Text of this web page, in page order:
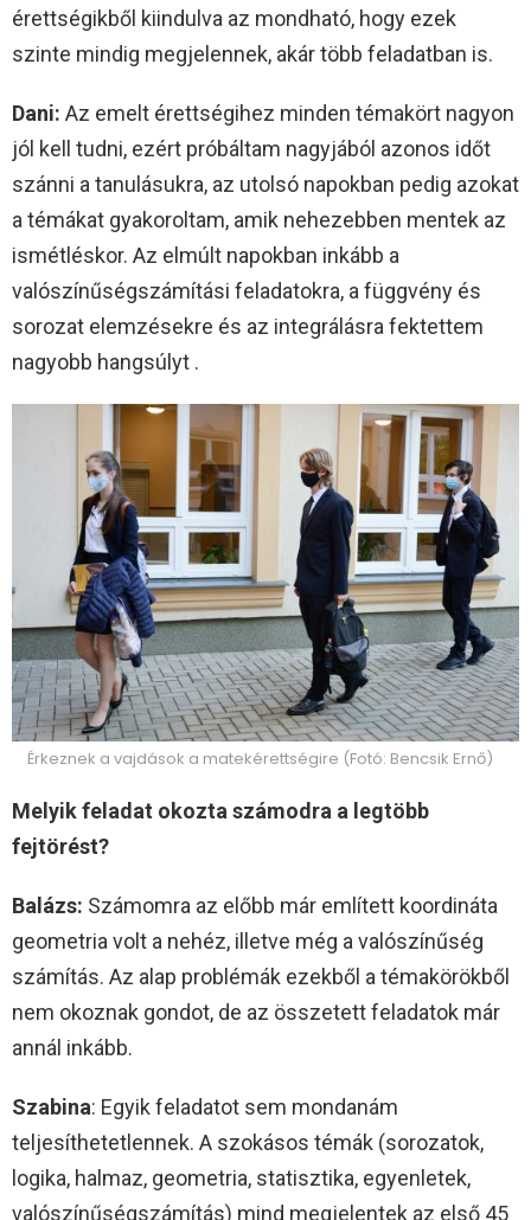
érettségikből kiindulva az mondható, hogy ezek
szinte mindig megjelennek, akár több feladatban is.
Dani: Az emelt érettségihez minden témakört nagyon
jól kell tudni, ezért próbáltam nagyjából azonos időt
szánni a tanulásukra, az utolsó napokban pedig azokat
a témákat gyakoroltam, amik nehezebben mentek az
ismétléskor. Az elmúlt napokban inkább a
valószínűségszámítási feladatokra, a függvény és
sorozat elemzésekre és az integrálásra fektettem
nagyobb hangsúlyt .
Érkeznek a vajdások a matekérettségire (Fotó: Bencsik Ernő)
Melyik feladat okozta számodra a legtöbb
fejtörést?
Balázs: Számomra az előbb már említett koordináta
geometria volt a nehéz, illetve még a valószínűség
számítás. Az alap problémák ezekből a témakörökből
nem okoznak gondot, de az összetett feladatok már
annál inkább.
Szabina: Egyik feladatot sem mondanám
teljesíthetetlennek. A szokásos témák (sorozatok,
logika, halmaz, geometria, statisztika, egyenletek,
valószínűségszámítás) mind megjelentek az első 45